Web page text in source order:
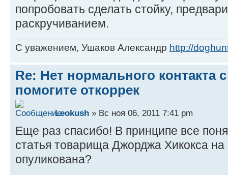
попробовать сделать стойку,
раскручиванием.
С уважением, Ушаков Александр http://
Re: Нет нормального контакта
помогите откоррек
Leokush » Вс ноя 06, 2011 7:41 pm
Еще раз спасибо! В принципе все
статья товарища Джорджа Хикокса на
опуликована?